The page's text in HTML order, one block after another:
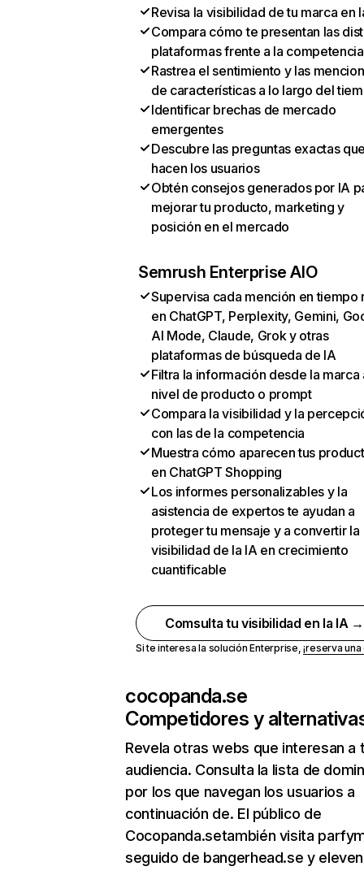
Revisa la visibilidad de tu marca en
Compara cómo te presentan las
plataformas frente a la competencia
Rastrea el sentimiento y las
de características a lo largo del
Identificar brechas de mercado
emergentes
Descubre las preguntas exactas
hacen los usuarios
Obtén consejos generados por IA
mejorar tu producto, marketing y
posición en el mercado
Semrush Enterprise AIO
Supervisa cada mención en tiempo
en ChatGPT, Perplexity, Gemini,
AI Mode, Claude, Grok y otras
plataformas de búsqueda de IA
Filtra la información desde la marca
nivel de producto o prompt
Compara la visibilidad y la
con las de la competencia
Muestra cómo aparecen tus
en ChatGPT Shopping
Los informes personalizables y la
asistencia de expertos te ayudan a
proteger tu mensaje y a convertir la
visibilidad de la IA en crecimiento
cuantificable
Comsulta tu visibilidad en la IA →
Si te interesa la solución Enterprise,¡reserva
cocopanda.se
Competidores y
Revela otras webs que interesan a
audiencia. Consulta la lista de
por los que navegan los usuarios a
continuación de. El público de
Cocopanda.setambién visita
seguido de bangerhead.se y